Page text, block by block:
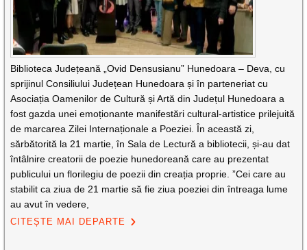
Biblioteca Județeană „Ovid Densusianu” Hunedoara – Deva, cu
sprijinul Consiliului Județean Hunedoara și în parteneriat cu
Asociația Oamenilor de Cultură și Artă din Județul Hunedoara a
fost gazda unei emoționante manifestări cultural-artistice prilejuită
de marcarea Zilei Internaționale a Poeziei. În această zi,
sărbătorită la 21 martie, în Sala de Lectură a bibliotecii, și-au dat
întâlnire creatorii de poezie hunedoreană care au prezentat
publicului un florilegiu de poezii din creația proprie. ”Cei care au
stabilit ca ziua de 21 martie să fie ziua poeziei din întreaga lume
au avut în vedere,
CITEȘTE MAI DEPARTE